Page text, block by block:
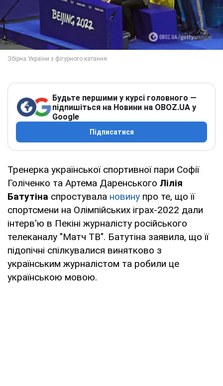
Будьте першими у курсі головного —
підпишіться на Новини на OBOZ.UA у
Google
Підписатися
Тренерка української спортивної пари Софії
Голіченко та Артема Даренського Лілія
Батутіна спростувала новину про те, що її
спортсмени на Олімпійських іграх-2022 дали
інтерв'ю в Пекіні журналісту російського
телеканалу "Матч ТВ". Батутіна заявила, що її
підопічні спілкувалися винятково з
українським журналістом та робили це
українською мовою.